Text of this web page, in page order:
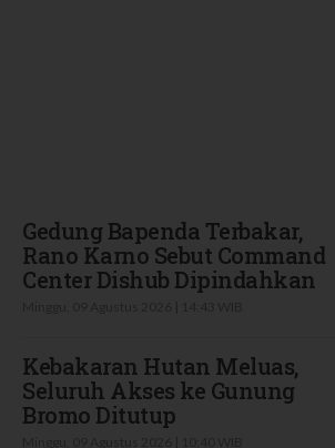
Gedung Bapenda Terbakar,
Rano Karno Sebut Command
Center Dishub Dipindahkan
Kebakaran Hutan Meluas,
Seluruh Akses ke Gunung
Bromo Ditutup